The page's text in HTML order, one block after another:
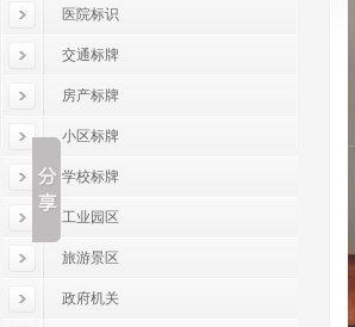
医院标识
交通标牌
房产标牌
小区标牌
学校标牌
工业园区
旅游景区
政府机关